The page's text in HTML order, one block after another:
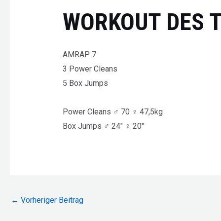
WORKOUT DES
AMRAP 7
3 Power Cleans
5 Box Jumps
Power Cleans ♂ 70 ♀ 47,5kg
Box Jumps ♂ 24″ ♀ 20″
Beitragsnavigation
← Vorheriger Beitrag